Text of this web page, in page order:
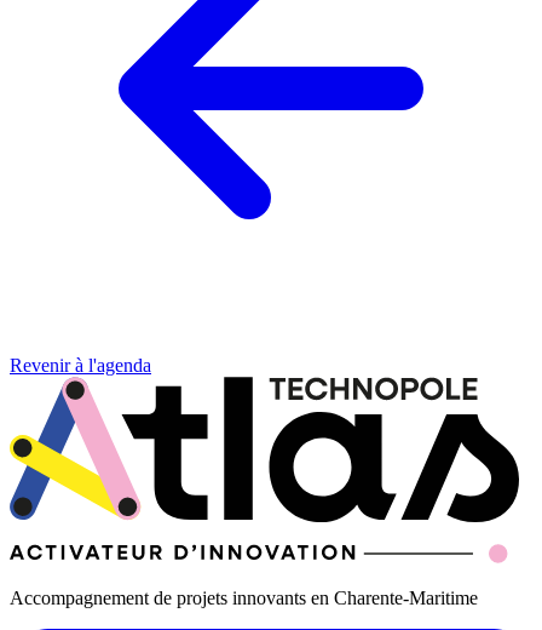
Revenir à l'agenda
Accompagnement de projets innovants en Charente-Maritime